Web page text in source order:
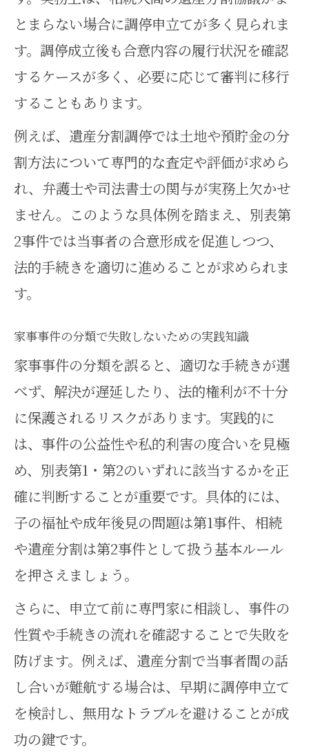
とまらない場合に調停申立てが多く見られま
す。調停成立後も合意内容の履行状況を確認
するケースが多く、必要に応じて審判に移行
することもあります。
例えば、遺産分割調停では土地や預貯金の分
割方法について専門的な査定や評価が求めら
れ、弁護士や司法書士の関与が実務上欠かせ
ません。このような具体例を踏まえ、別表第
2事件では当事者の合意形成を促進しつつ、
法的手続きを適切に進めることが求められま
す。
家事事件の分類で失敗しないための実践知識
家事事件の分類を誤ると、適切な手続きが選
べず、解決が遅延したり、法的権利が不十分
に保護されるリスクがあります。実践的に
は、事件の公益性や私的利害の度合いを見極
め、別表第1・第2のいずれに該当するかを正
確に判断することが重要です。具体的には、
子の福祉や成年後見の問題は第1事件、相続
や遺産分割は第2事件として扱う基本ルール
を押さえましょう。
さらに、申立て前に専門家に相談し、事件の
性質や手続きの流れを確認することで失敗を
防げます。例えば、遺産分割で当事者間の話
し合いが難航する場合は、早期に調停申立て
を検討し、無用なトラブルを避けることが成
功の鍵です。